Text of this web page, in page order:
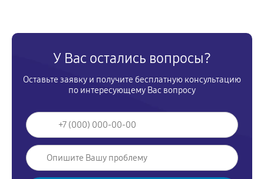
У Вас остались вопросы?
Оставьте заявку и получите бесплатную консультацию
по интересующему Вас вопросу